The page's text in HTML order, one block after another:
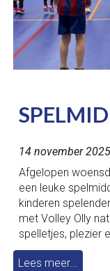
14 november 2025
Afgelopen
een leuke
kinderen
met Volley Olly
spelletjes, plezier
Lees meer...